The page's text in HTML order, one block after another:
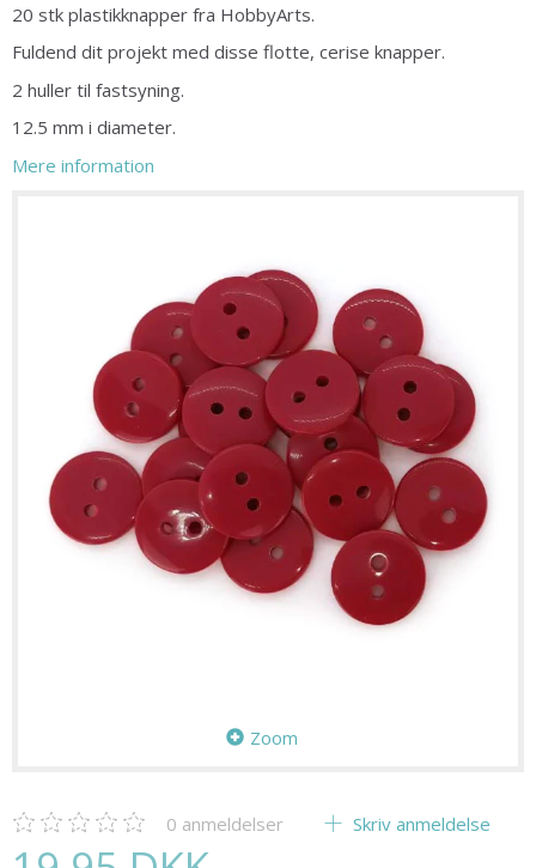
20 stk plastikknapper fra HobbyArts.
Fuldend dit projekt med disse flotte, cerise knapper.
2 huller til fastsyning.
12.5 mm i diameter.
Mere information
Zoom
0 anmeldelser Skriv anmeldelse